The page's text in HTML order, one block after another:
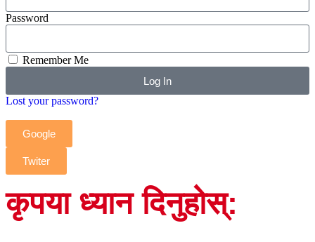
Password
Remember Me
Log In
Lost your password?
Google
Twiter
कृपया ध्यान दिनुहोस्: